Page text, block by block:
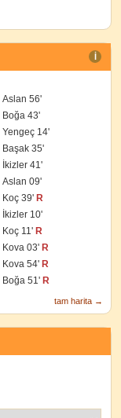
Aslan 56'
Boğa 43'
Yengeç 14'
Başak 35'
İkizler 41'
Aslan 09'
Koç 39' R
İkizler 10'
Koç 11' R
Kova 03' R
Kova 54' R
Boğa 51' R
tam harita →